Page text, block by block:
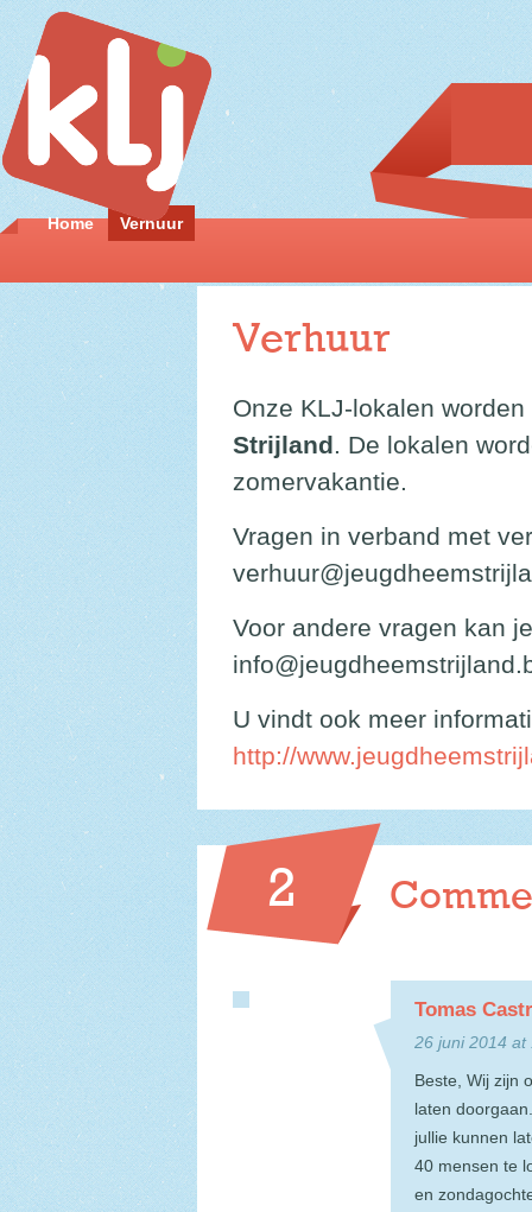
Home Verhuur
Verhuur
Onze KLJ-lokalen
Strijland. De lokalen
zomervakantie.
Vragen in verband met
Voor andere vragen kan
U vindt ook meer
http://
2
Tomas
26 juni 2014 at
Beste, Wij zijn
laten
jullie kunnen
40 mensen te
en